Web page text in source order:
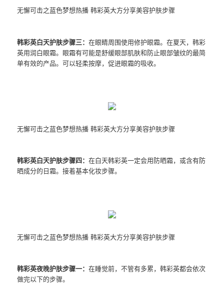
无懈可击之蓝色梦想热播 韩彩英大方分享美容护肤步骤
韩彩英白天护肤步骤三：在眼睛周围使用修护眼霜。在夏天，韩彩
英用润白眼霜。眼霜有可能是舒缓眼部肌肤和防止眼部皱纹的最简
单有效的产品。可以轻柔按摩，促进眼霜的吸收。
无懈可击之蓝色梦想热播 韩彩英大方分享美容护肤步骤
韩彩英白天护肤步骤四：在白天韩彩英一定会用防晒霜，或含有防
晒成分的日霜。接着基本化妆步骤。
无懈可击之蓝色梦想热播 韩彩英大方分享美容护肤步骤
韩彩英夜晚护肤步骤一：在睡觉前，不管有多累，韩彩英都会依次
做完以下的步骤。